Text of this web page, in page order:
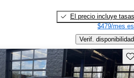
El precio incluye tasas
$479/mes
Verif. disponibilidad